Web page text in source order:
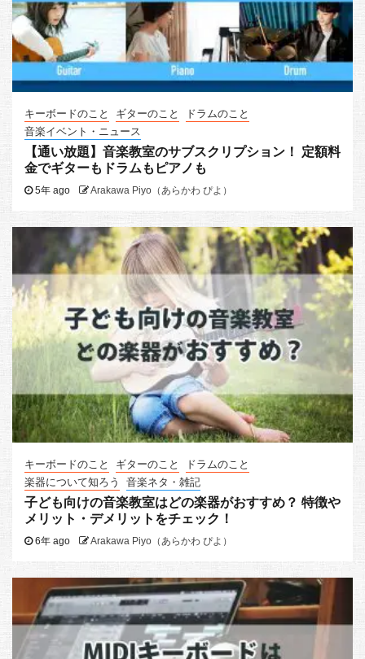
キーボードのこと ギターのこと
ドラムのこと
音楽イベント・ニュース
【通い放題】音楽教室のサブスクリプション！ 定額料
金でギターもドラムもピアノも
5年 ago Arakawa Piyo（あらかわ ぴよ）
キーボードのこと ギターのこと
ドラムのこと
楽器について知ろう
音楽ネタ・雑記
子ども向けの音楽教室はどの楽器がおすすめ？ 特徴や
メリット・デメリットをチェック！
6年 ago Arakawa Piyo（あらかわ ぴよ）